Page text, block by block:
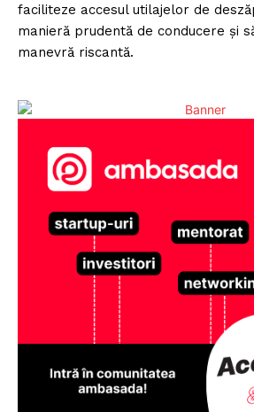
faciliteze accesul utilajelor de
manieră prudentă de conducere şi
manevră riscantă.